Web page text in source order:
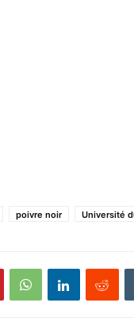
poivre noir Université